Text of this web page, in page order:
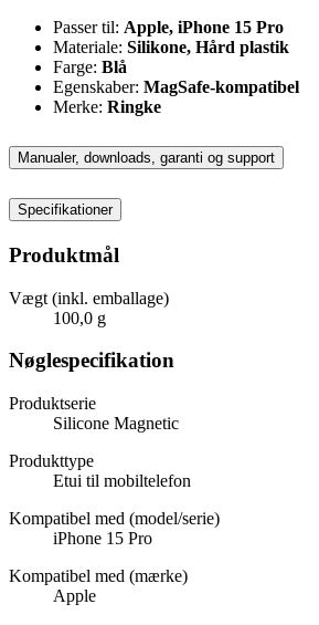
Passer til: Apple, iPhone 15 Pro
Materiale: Silikone, Hård plastik
Farge: Blå
Egenskaber: MagSafe-kompatibel
Merke: Ringke
Manualer, downloads, garanti og support
Specifikationer
Produktmål
Vægt (inkl. emballage)
100,0 g
Nøglespecifikation
Produktserie
Silicone Magnetic
Produkttype
Etui til mobiltelefon
Kompatibel med (model/serie)
iPhone 15 Pro
Kompatibel med (mærke)
Apple